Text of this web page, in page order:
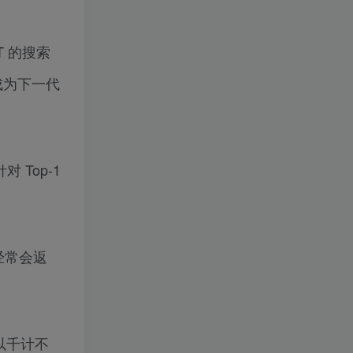
的搜索
下一代
Top-1
会返
千计不